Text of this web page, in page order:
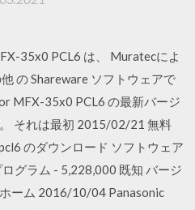
35x0 PCL6 は、 Muratecによ
の Shareware ソフトウェアで
MFX-35x0 PCL6 の最新バージ
それは最初 2015/02/21 無料
のダウンロード ソフトウェア
グラム - 5,228,000 既知 バージ
ーム 2016/10/04 Panasonic